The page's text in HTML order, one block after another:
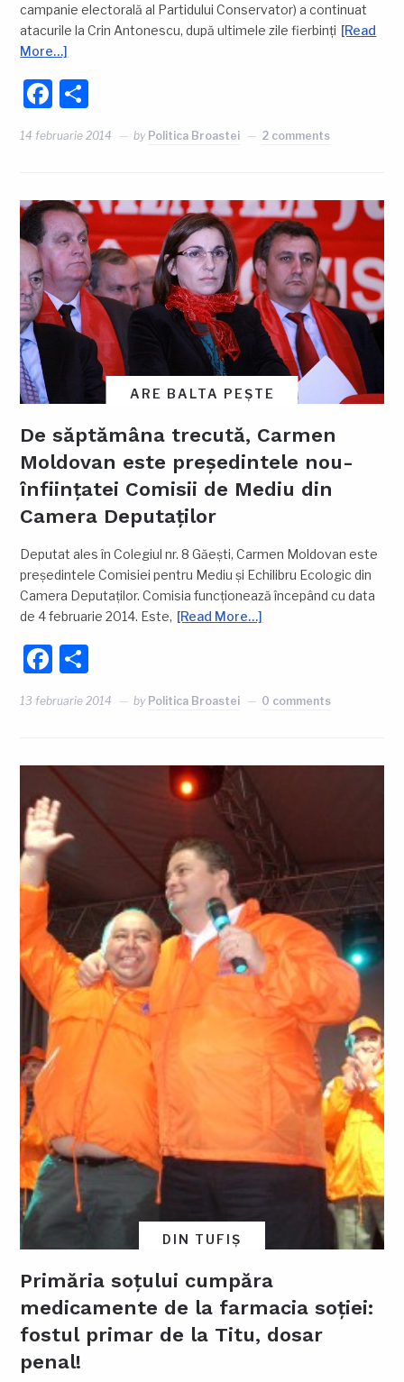
campanie electorală al Partidului Conservator) a continuat
atacurile la Crin Antonescu, după ultimele zile fierbinți [Read
More…]
Facebook
14 februarie 2014 by Politica Broastei 2 comments
ARE BALTA PEȘTE
De săptămâna trecută, Carmen
Moldovan este președintele nou-
înființatei Comisii de Mediu din
Camera Deputaților
Deputat ales în Colegiul nr. 8 Găești, Carmen Moldovan este
președintele Comisiei pentru Mediu și Echilibru Ecologic din
Camera Deputaților. Comisia funcționează începând cu data
de 4 februarie 2014. Este, [Read More…]
Facebook
13 februarie 2014 by Politica Broastei 0 comments
DIN TUFIȘ
Primăria soțului cumpăra
medicamente de la farmacia soției:
fostul primar de la Titu, dosar
penal!